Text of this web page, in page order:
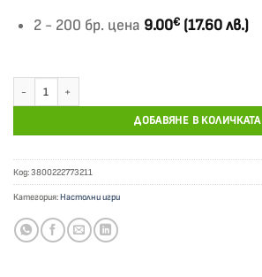
2 - 200 бр. цена 9.00€ (17.60 лв.)
количество за Животните в България
ДОБАВЯНЕ В КОЛИЧКАТА
Код:3800222773211
Категория:Настолни игри